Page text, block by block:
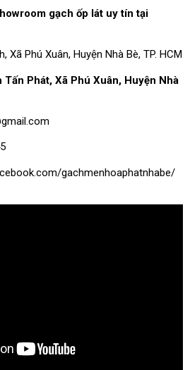
gạch ốp lát uy tín tại
Xã Phú Xuân, Huyện Nhà Bè, TP. HCM
Phát, Xã Phú Xuân, Huyện Nhà
gachmenhoaphatnhabe/